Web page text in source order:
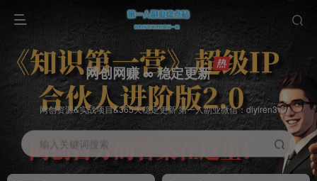
网创网赚 ∞ 稳定更新
网创资源&实战项目&365天稳定更新 第一人副业微信：diyiren3
输入关键词搜索